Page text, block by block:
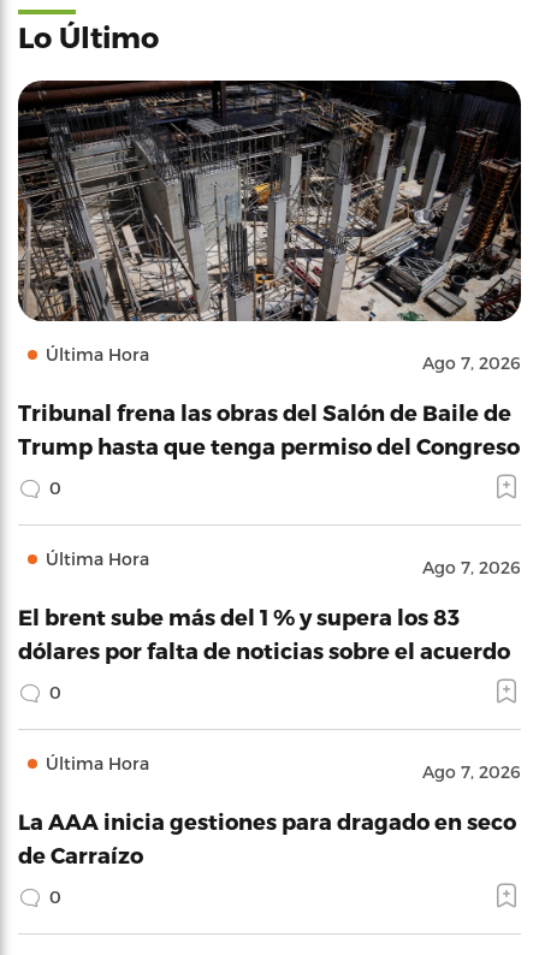
Lo Último
Última Hora Ago 7, 2026
Tribunal frena las obras del Salón de Baile de
Trump hasta que tenga permiso del Congreso
0
Última Hora Ago 7, 2026
El brent sube más del 1 % y supera los 83
dólares por falta de noticias sobre el acuerdo
0
Última Hora Ago 7, 2026
La AAA inicia gestiones para dragado en seco
de Carraízo
0